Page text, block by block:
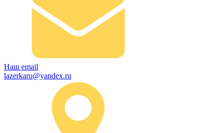
Наш email
lazerkaru@yandex.ru